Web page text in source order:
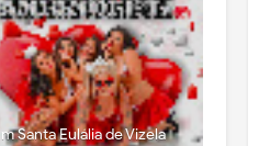
Santa Eulália de Vizela